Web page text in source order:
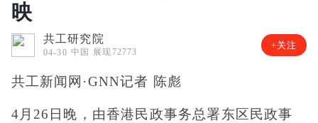
映
共工研究院
04-30 中国 展现72773
+关注
共工新闻网·GNN记者 陈彪
4月26日晚，由香港民政事务总署东区民政事